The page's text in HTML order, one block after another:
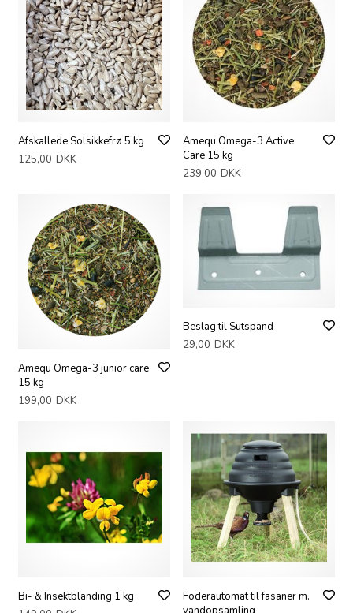
Afskallede Solsikkefrø 5 kg
125,00 DKK
Amequ Omega-3 Active
Care 15 kg
239,00 DKK
Amequ Omega-3 junior care
15 kg
199,00 DKK
Beslag til Sutspand
29,00 DKK
Bi- & Insektblanding 1 kg
Foderautomat til fasaner m.